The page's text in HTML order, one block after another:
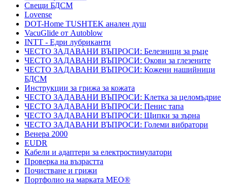
Свещи БДСМ
Lovense
DOT-Home TUSHTEK анален душ
VacuGlide от Autoblow
INTT - Едри лубриканти
ЧЕСТО ЗАДАВАНИ ВЪПРОСИ: Белезници за ръце
ЧЕСТО ЗАДАВАНИ ВЪПРОСИ: Окови за глезените
ЧЕСТО ЗАДАВАНИ ВЪПРОСИ: Кожени нашийници
БДСМ
Инструкции за грижа за кожата
ЧЕСТО ЗАДАВАНИ ВЪПРОСИ: Клетка за целомъдрие
ЧЕСТО ЗАДАВАНИ ВЪПРОСИ: Пенис тапа
ЧЕСТО ЗАДАВАНИ ВЪПРОСИ: Щипки за зърна
ЧЕСТО ЗАДАВАНИ ВЪПРОСИ: Големи вибратори
Венера 2000
EUDR
Кабели и адаптери за електростимулатори
Проверка на възрастта
Почистване и грижи
Портфолио на марката MEO®